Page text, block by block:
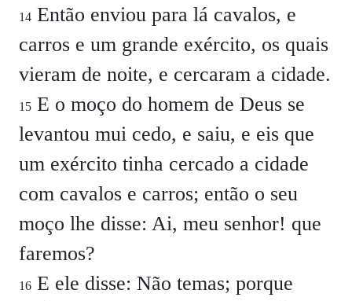
14 Então enviou para lá cavalos, e
carros e um grande exército, os quais
vieram de noite, e cercaram a cidade.
15 E o moço do homem de Deus se
levantou mui cedo, e saiu, e eis que
um exército tinha cercado a cidade
com cavalos e carros; então o seu
moço lhe disse: Ai, meu senhor! que
faremos?
16 E ele disse: Não temas; porque